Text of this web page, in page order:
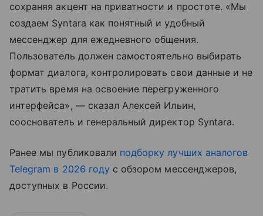
сохраняя акцент на приватности и простоте. «Мы
создаем Syntara как понятный и удобный
мессенджер для ежедневного общения.
Пользователь должен самостоятельно выбирать
формат диалога, контролировать свои данные и не
тратить время на освоение перегруженного
интерфейса», — сказал Алексей Ильин,
сооснователь и генеральный директор Syntara.
Ранее мы публиковали подборку лучших аналогов
Telegram в 2026 году с обзором мессенджеров,
доступных в России.